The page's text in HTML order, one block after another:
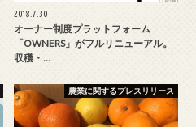
2018.7.30
オーナー制度プラットフォーム
「OWNERS」がフルリニューアル。
収穫・…
農業に関するプレスリリース